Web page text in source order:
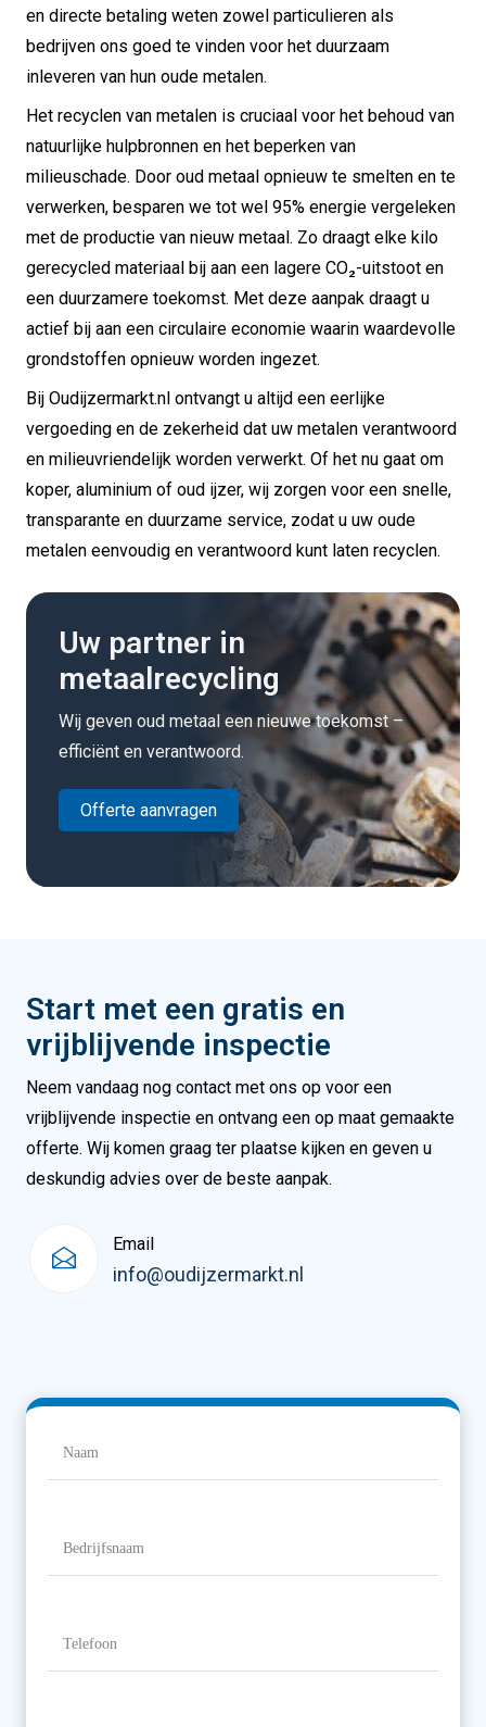
en directe betaling weten zowel particulieren als
bedrijven ons goed te vinden voor het duurzaam
inleveren van hun oude metalen.
Het recyclen van metalen is cruciaal voor het behoud van
natuurlijke hulpbronnen en het beperken van
milieuschade. Door oud metaal opnieuw te smelten en te
verwerken, besparen we tot wel 95% energie vergeleken
met de productie van nieuw metaal. Zo draagt elke kilo
gerecycled materiaal bij aan een lagere CO₂-uitstoot en
een duurzamere toekomst. Met deze aanpak draagt u
actief bij aan een circulaire economie waarin waardevolle
grondstoffen opnieuw worden ingezet.
Bij Oudijzermarkt.nl ontvangt u altijd een eerlijke
vergoeding en de zekerheid dat uw metalen verantwoord
en milieuvriendelijk worden verwerkt. Of het nu gaat om
koper, aluminium of oud ijzer, wij zorgen voor een snelle,
transparante en duurzame service, zodat u uw oude
metalen eenvoudig en verantwoord kunt laten recyclen.
Uw partner in
metaalrecycling
Wij geven oud metaal een nieuwe toekomst –
efficiënt en verantwoord.
Offerte aanvragen
Start met een gratis en
vrijblijvende inspectie
Neem vandaag nog contact met ons op voor een
vrijblijvende inspectie en ontvang een op maat gemaakte
offerte. Wij komen graag ter plaatse kijken en geven u
deskundig advies over de beste aanpak.
Email
info@oudijzermarkt.nl